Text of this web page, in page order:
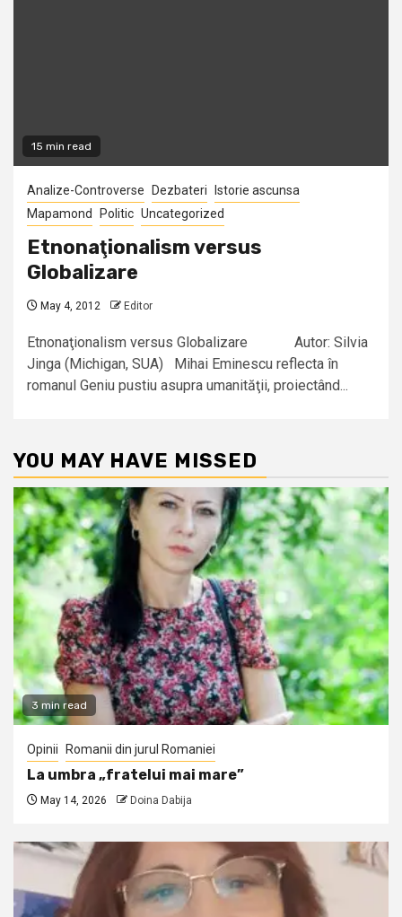
15 min read
Analize-Controverse Dezbateri
Istorie ascunsa
Mapamond
Politic Uncategorized
Etnonaţionalism versus
Globalizare
May 4, 2012 Editor
Etnonaţionalism versus Globalizare Autor: Silvia
Jinga (Michigan, SUA) Mihai Eminescu reflecta în
romanul Geniu pustiu asupra umanităţii, proiectând...
YOU MAY HAVE MISSED
3 min read
Opinii Romanii din jurul Romaniei
La umbra „fratelui mai mare”
May 14, 2026 Doina Dabija